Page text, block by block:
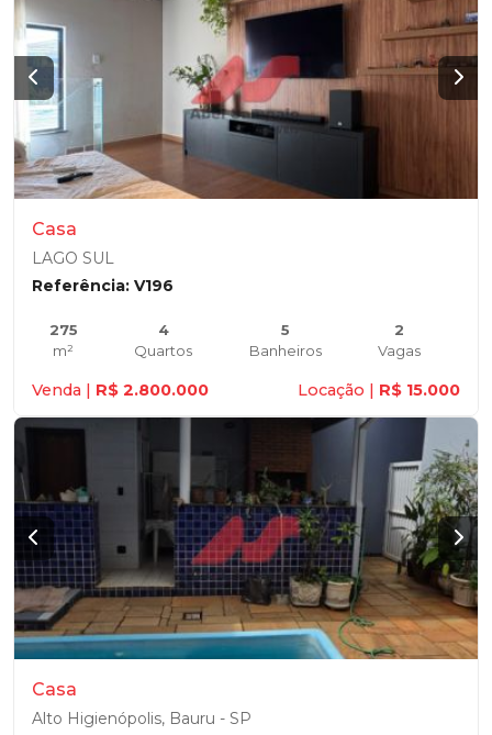
Casa
LAGO SUL
Referência: V196
275
m²
4
Quartos
5
Banheiros
2
Vagas
Venda | R$ 2.800.000 Locação | R$ 15.000
Casa
Alto Higienópolis, Bauru - SP